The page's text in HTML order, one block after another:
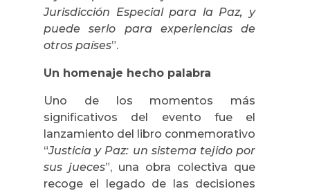
Jurisdicción Especial para la Paz, y
puede serlo para experiencias de
otros países”.
Un homenaje hecho palabra
Uno de los momentos más
significativos del evento fue el
lanzamiento del libro conmemorativo
“Justicia y Paz: un sistema tejido por
sus jueces”, una obra colectiva que
recoge el legado de las decisiones